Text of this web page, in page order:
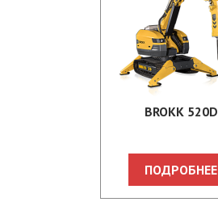
BROKK 520D
ПОДРОБНЕЕ